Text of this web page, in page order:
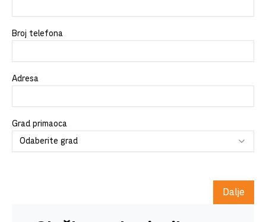
Broj telefona
Adresa
Grad primaoca
Odaberite grad
Dalje